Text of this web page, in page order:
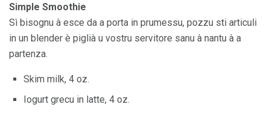
Simple Smoothie
Sì bisognu à esce da a porta in prumessu, pozzu sti articuli
in un blender è piglià u vostru servitore sanu à nantu à a
partenza.
Skim milk, 4 oz.
Iogurt grecu in latte, 4 oz.